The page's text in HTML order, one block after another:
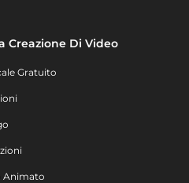
Creazione Di Video
Gratuito
Animato